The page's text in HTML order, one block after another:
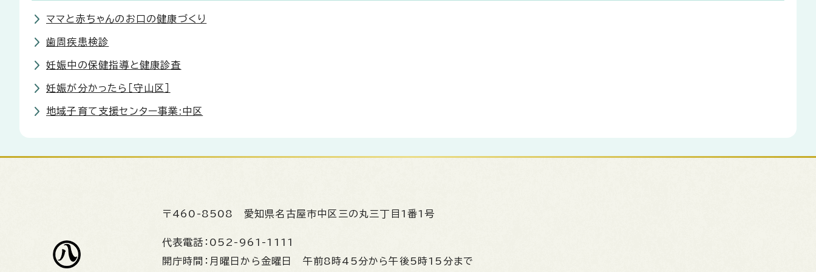
ママと赤ちゃんのお口の健康づくり
歯周疾患検診
妊娠中の保健指導と健康診査
妊娠が分かったら［守山区］
地域子育て支援センター事業:中区
〒460-8508 愛知県名古屋市中区三の丸三丁目1番1号
代表電話： 052-961-1111
開庁時間： 月曜日から金曜日 午前8時45分から午後5時15分まで